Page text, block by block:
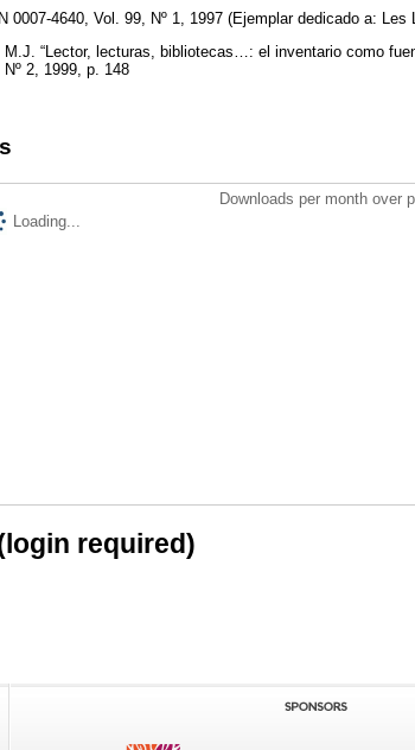
0007-4640, Vol. 99, Nº 1, 1997 (Ejemplar dedicado a:
M.J. “Lector, lecturas, bibliotecas…: el inventario como
2, 1999, p. 148
Downloads per month over
Loading...
required)